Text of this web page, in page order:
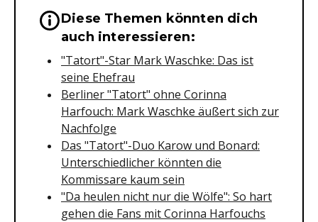
Wichtige Hinweise &
Diese Themen könnten dich
auch interessieren:
"Tatort"-Star Mark Waschke: Das ist
seine Ehefrau
Berliner "Tatort" ohne Corinna
Harfouch: Mark Waschke äußert sich zur
Nachfolge
Das "Tatort"-Duo Karow und Bonard:
Unterschiedlicher könnten die
Kommissare kaum sein
"Da heulen nicht nur die Wölfe": So hart
gehen die Fans mit Corinna Harfouchs